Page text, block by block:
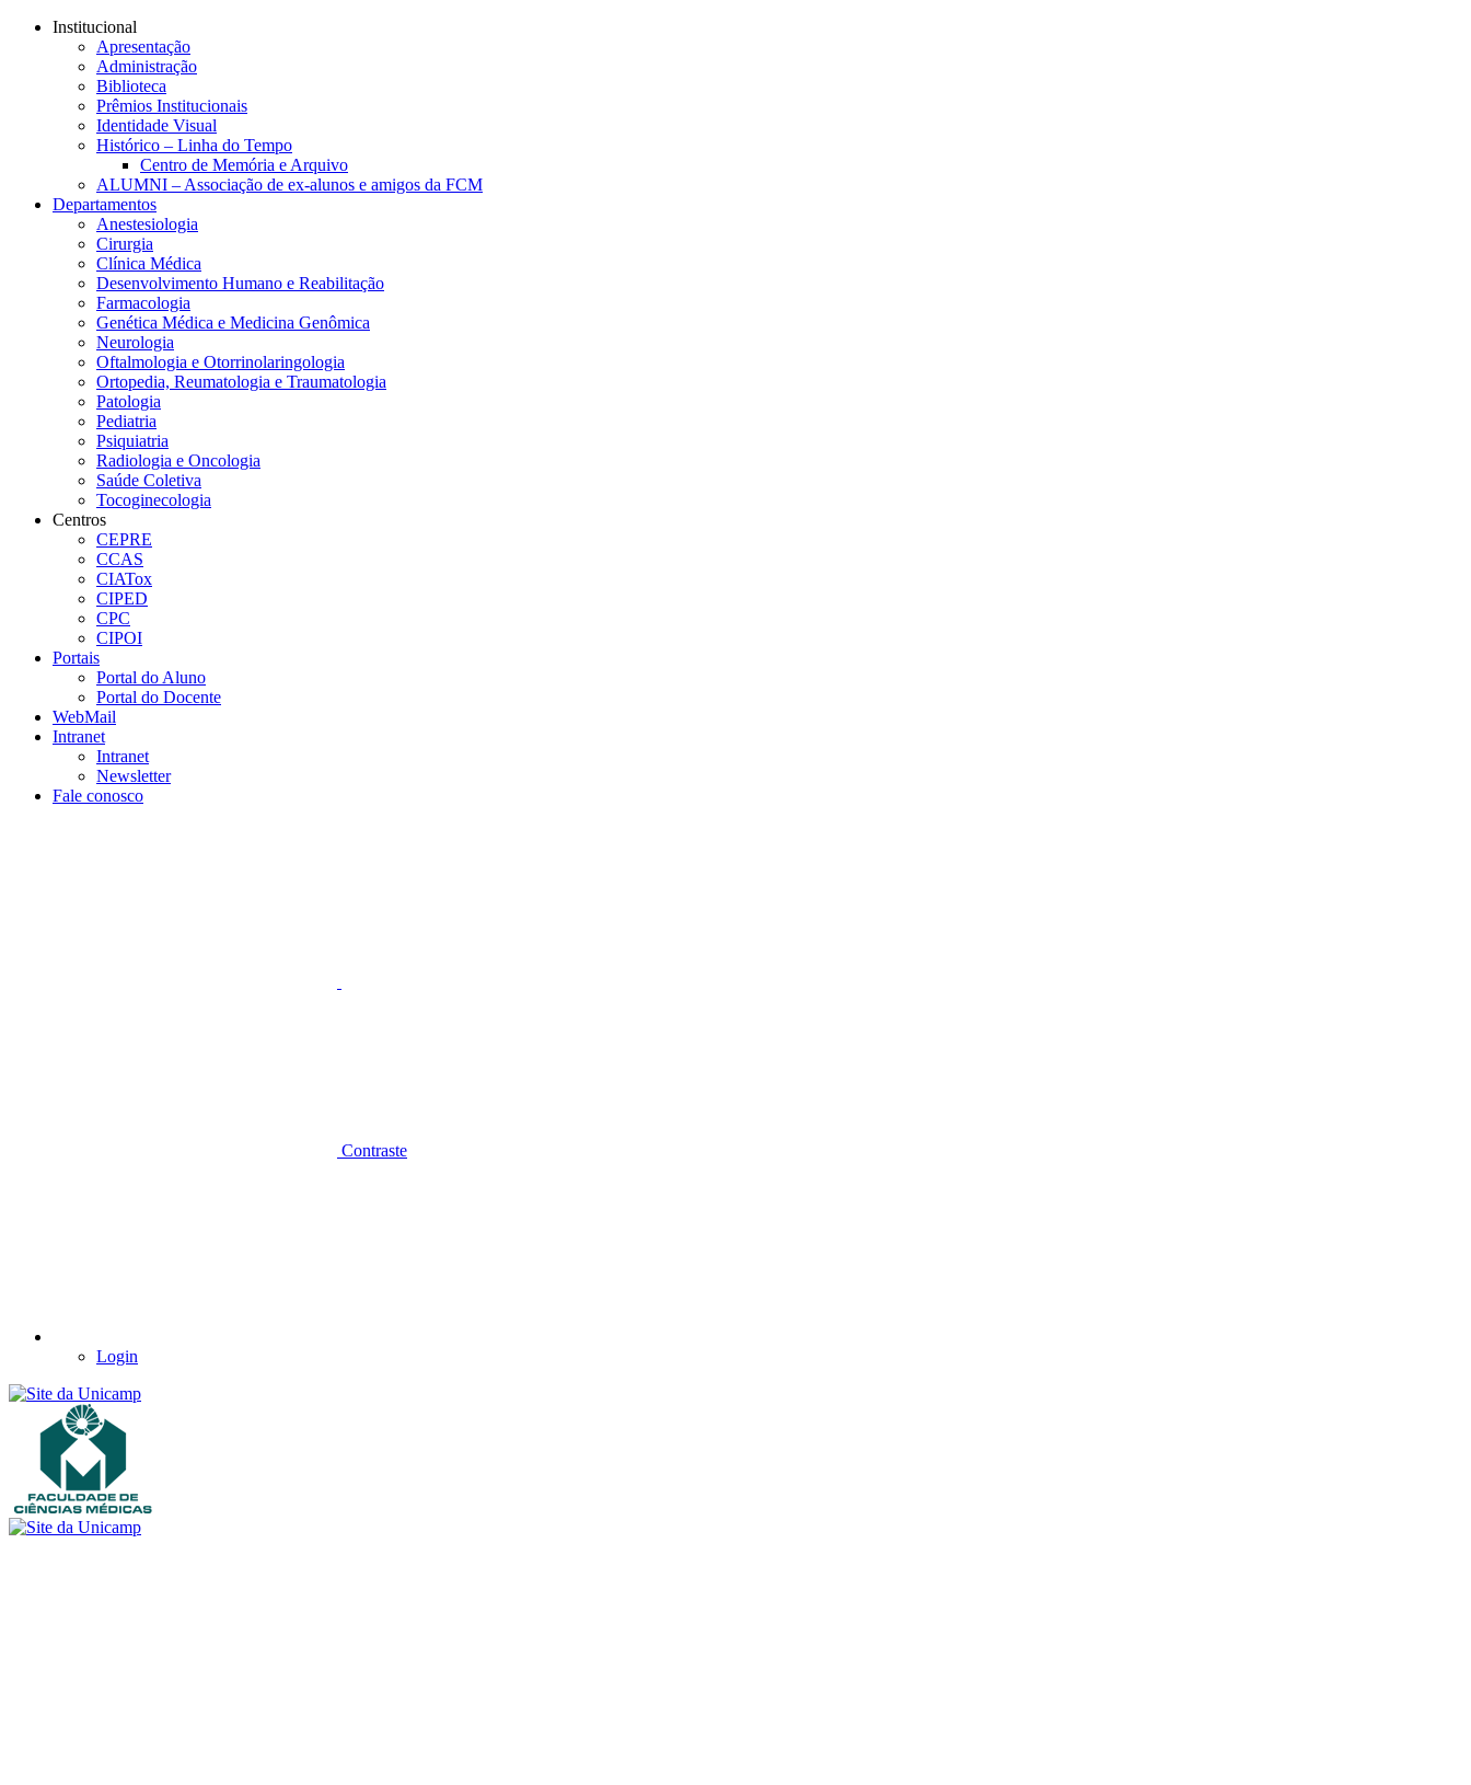
Conteúdo principal
Institucional
Apresentação
Administração
Biblioteca
Prêmios Institucionais
Identidade Visual
Histórico – Linha do Tempo
Centro de Memória e Arquivo
ALUMNI – Associação de ex-alunos e amigos da FCM
Departamentos
Anestesiologia
Cirurgia
Clínica Médica
Desenvolvimento Humano e Reabilitação
Farmacologia
Genética Médica e Medicina Genômica
Neurologia
Oftalmologia e Otorrinolaringologia
Ortopedia, Reumatologia e Traumatologia
Patologia
Pediatria
Psiquiatria
Radiologia e Oncologia
Saúde Coletiva
Tocoginecologia
Centros
CEPRE
CCAS
CIATox
CIPED
CPC
CIPOI
Portais
Portal do Aluno
Portal do Docente
WebMail
Intranet
Intranet
Newsletter
Fale conosco
Contraste
Login